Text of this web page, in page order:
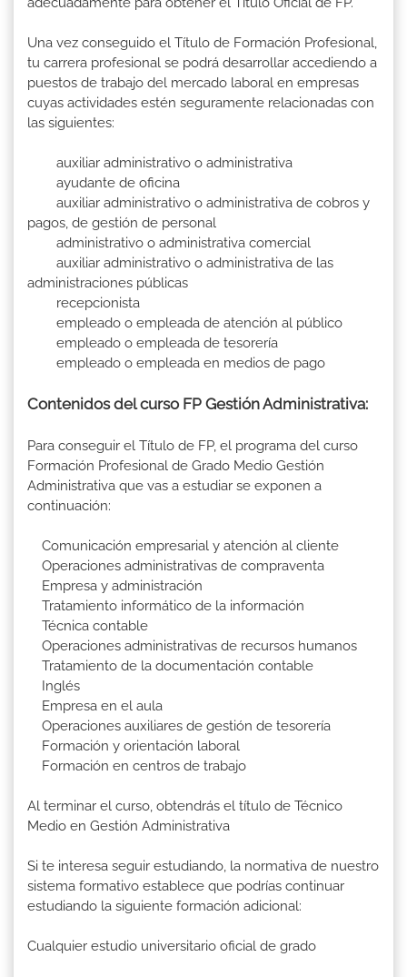
Una vez conseguido el Título de Formación Profesional,
tu carrera profesional se podrá desarrollar accediendo a
puestos de trabajo del mercado laboral en empresas
cuyas actividades estén seguramente relacionadas con
las siguientes:
auxiliar administrativo o administrativa
ayudante de oficina
auxiliar administrativo o administrativa de cobros y
pagos, de gestión de personal
administrativo o administrativa comercial
auxiliar administrativo o administrativa de las
administraciones públicas
recepcionista
empleado o empleada de atención al público
empleado o empleada de tesorería
empleado o empleada en medios de pago
Contenidos del curso FP Gestión Administrativa:
Para conseguir el Título de FP, el programa del curso
Formación Profesional de Grado Medio Gestión
Administrativa que vas a estudiar se exponen a
continuación:
Comunicación empresarial y atención al cliente
Operaciones administrativas de compraventa
Empresa y administración
Tratamiento informático de la información
Técnica contable
Operaciones administrativas de recursos humanos
Tratamiento de la documentación contable
Inglés
Empresa en el aula
Operaciones auxiliares de gestión de tesorería
Formación y orientación laboral
Formación en centros de trabajo
Al terminar el curso, obtendrás el título de Técnico
Medio en Gestión Administrativa
Si te interesa seguir estudiando, la normativa de nuestro
sistema formativo establece que podrías continuar
estudiando la siguiente formación adicional:
Cualquier estudio universitario oficial de grado